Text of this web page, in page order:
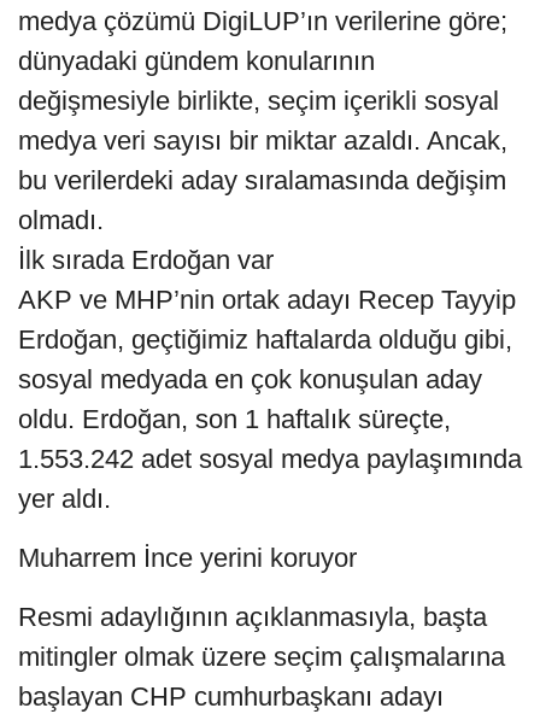
medya çözümü DigiLUP’ın verilerine göre;
dünyadaki gündem konularının
değişmesiyle birlikte, seçim içerikli sosyal
medya veri sayısı bir miktar azaldı. Ancak,
bu verilerdeki aday sıralamasında değişim
olmadı.
İlk sırada Erdoğan var
AKP ve MHP’nin ortak adayı Recep Tayyip
Erdoğan, geçtiğimiz haftalarda olduğu gibi,
sosyal medyada en çok konuşulan aday
oldu. Erdoğan, son 1 haftalık süreçte,
1.553.242 adet sosyal medya paylaşımında
yer aldı.
Muharrem İnce yerini koruyor
Resmi adaylığının açıklanmasıyla, başta
mitingler olmak üzere seçim çalışmalarına
başlayan CHP cumhurbaşkanı adayı